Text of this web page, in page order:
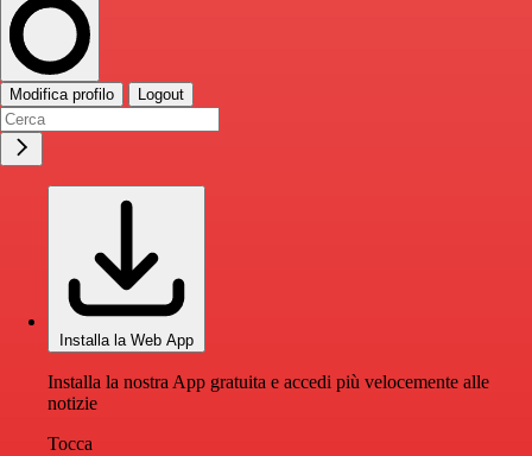
Modifica profilo Logout
Installa la Web App
Installa la nostra App gratuita e accedi più velocemente alle
notizie
Tocca